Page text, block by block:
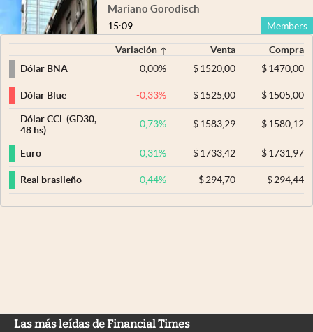
Mariano Gorodisch
Members
15:09
Variación Venta
Compra
Dólar BNA
0,00% $ 1520,00 $1470,00
Dólar Blue -0,33% $ 1525,00 $1505,00
Dólar CCL (GD30,
48 hs)
0,73% $ 1583,29 $1580,12
Euro 0,31% $ 1733,42 $1731,97
Real brasileño 0,44% $ 294,70 $294,44
Las más leídas de Financial Times